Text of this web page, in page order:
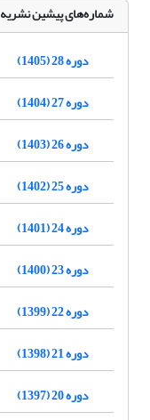
شماره‌های پیشین نشریه
دوره 28 (1405)
دوره 27 (1404)
دوره 26 (1403)
دوره 25 (1402)
دوره 24 (1401)
دوره 23 (1400)
دوره 22 (1399)
دوره 21 (1398)
دوره 20 (1397)